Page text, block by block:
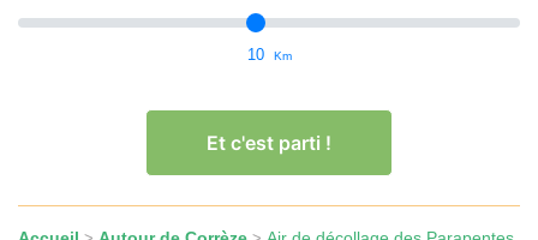
10 Km
Et c'est parti !